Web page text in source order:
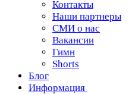
Контакты
Наши партнеры
СМИ о нас
Вакансии
Гимн
Shorts
Блог
Информация